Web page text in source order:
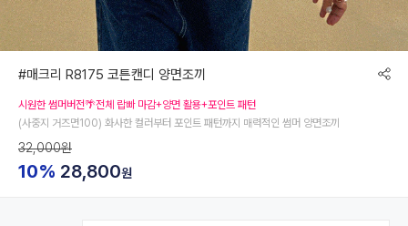
#매크리 R8175 코튼캔디 양면조끼
시원한 썸머버전🌴전체 랍빠 마감+양면 활용+포인트 패턴
(사중지 거즈면100) 화사한 컬러부터 포인트 패턴까지 매력적인 썸머 양면조끼
32,000원
10% 28,800원